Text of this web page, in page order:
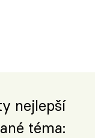
nejlepší
téma: